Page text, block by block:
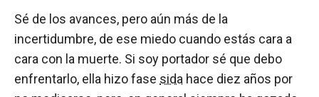
Sé de los avances, pero aún más de la
incertidumbre, de ese miedo cuando estás cara a
cara con la muerte. Si soy portador sé que debo
enfrentarlo, ella hizo fase sida hace diez años por